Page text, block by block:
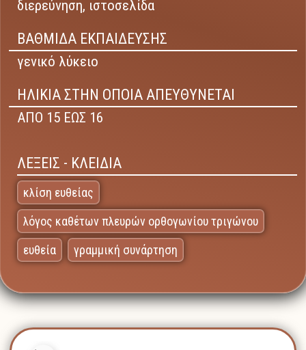
διερεύνηση, ιστοσελίδα
ΒΑΘΜΙΔΑ ΕΚΠΑΙΔΕΥΣΗΣ
γενικό λύκειο
ΗΛΙΚΙΑ ΣΤΗΝ ΟΠΟΙΑ ΑΠΕΥΘΥΝΕΤΑΙ
ΑΠΟ 15 ΕΩΣ 16
ΛΕΞΕΙΣ - ΚΛΕΙΔΙΑ
κλίση ευθείας
λόγος καθέτων πλευρών ορθογωνίου τριγώνου
ευθεία
γραμμική συνάρτηση